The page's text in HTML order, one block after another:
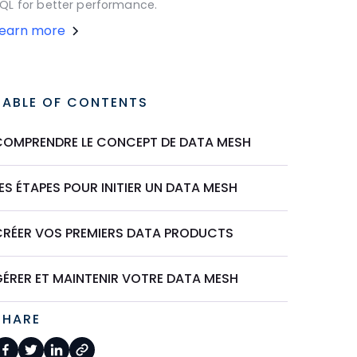
for better performance.
more
OF CONTENTS
LE CONCEPT DE DATA MESH
ÉTAPES POUR INITIER UN DATA MESH
VOS PREMIERS DATA PRODUCTS
ET MAINTENIR VOTRE DATA MESH